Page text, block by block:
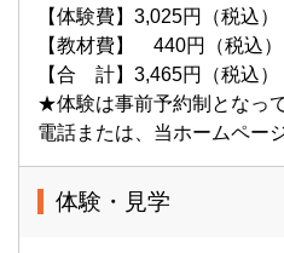
【体験費】3,025円（税込）
【教材費】 440円（税込）
【合 計】3,465円（税込）
★体験は事前予約制となっ
電話または、当ホームペー
体験・見学